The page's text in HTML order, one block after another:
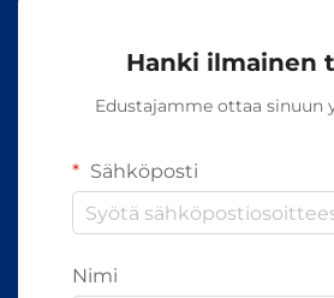
Hanki ilmainen
Edustajamme ottaa sinuun
Sähköposti
Nimi